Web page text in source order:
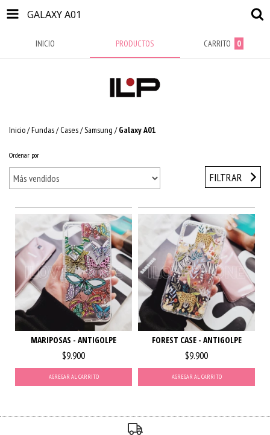
GALAXY A01
INICIO PRODUCTOS CARRITO 0
Inicio/Fundas / Cases/Samsung / Galaxy A01
Ordenar por
FILTRAR
MARIPOSAS - ANTIGOLPE
$9.900
AGREGAR AL CARRITO
FOREST CASE - ANTIGOLPE
$9.900
AGREGAR AL CARRITO